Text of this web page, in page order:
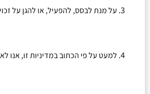
על מנת לבסס, להפעיל,או להגן על
למעט על פי הכתוב במדיניות זו,אנו